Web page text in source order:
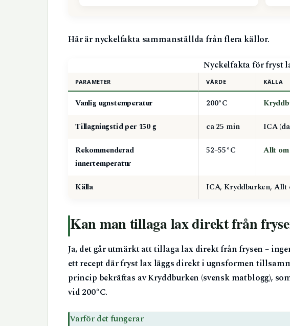
Här är nyckelfakta sammanställda från flera källor.
Nyckelfakta för fryst
PARAMETER VÄRDE KÄLLA
Vanlig ugnstemperatur 200°C
Tillagningstid per 150 g
ca 25 min
ICA
Rekommenderad
innertemperatur
52–55°C Allt om
Källa ICA, Kryddburken, Allt
Kan man tillaga lax direkt från
Ja, det går utmärkt att tillaga lax direkt från frysen –
ett recept där fryst lax läggs direkt i ugnsformen
princip bekräftas av Kryddburken (svensk matblogg),
vid 200°C.
Varför det fungerar